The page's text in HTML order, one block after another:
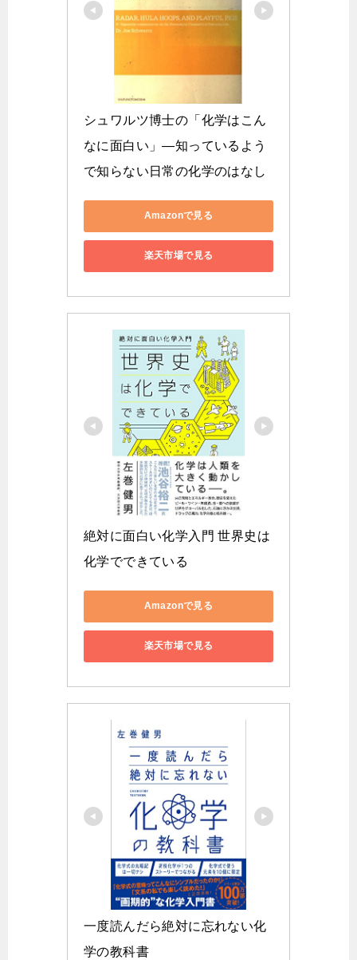
シュワルツ博士の「化学はこん
なに面白い」―知っているよう
で知らない日常の化学のはなし
Amazonで見る
楽天市場で見る
絶対に面白い化学入門 世界史は
化学でできている
Amazonで見る
楽天市場で見る
一度読んだら絶対に忘れない化
学の教科書